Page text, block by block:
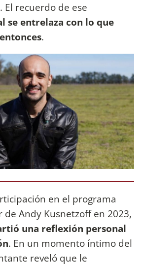
recuerdo de ese
se entrelaza con lo que
.
en el programa
de Andy Kusnetzoff en 2023,
una reflexión personal
. En un momento íntimo del
reveló que le